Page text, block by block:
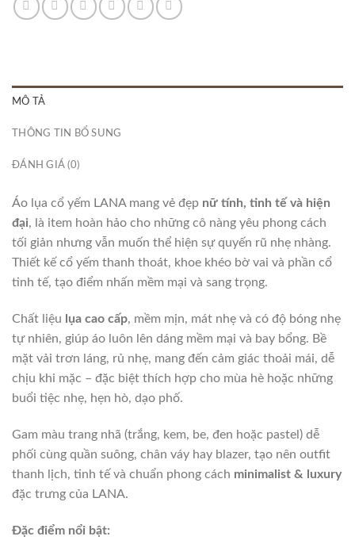
MÔ TẢ
THÔNG TIN BỔ SUNG
ĐÁNH GIÁ (0)
Áo lụa cổ yếm LANA mang vẻ đẹp nữ tính, tinh tế và hiện
đại, là item hoàn hảo cho những cô nàng yêu phong cách
tối giản nhưng vẫn muốn thể hiện sự quyến rũ nhẹ nhàng.
Thiết kế cổ yếm thanh thoát, khoe khéo bờ vai và phần cổ
tinh tế, tạo điểm nhấn mềm mại và sang trọng.
Chất liệu lụa cao cấp, mềm mịn, mát nhẹ và có độ bóng nhẹ
tự nhiên, giúp áo luôn lên dáng mềm mại và bay bổng. Bề
mặt vải trơn láng, rủ nhẹ, mang đến cảm giác thoải mái, dễ
chịu khi mặc – đặc biệt thích hợp cho mùa hè hoặc những
buổi tiệc nhẹ, hẹn hò, dạo phố.
Gam màu trang nhã (trắng, kem, be, đen hoặc pastel) dễ
phối cùng quần suông, chân váy hay blazer, tạo nên outfit
thanh lịch, tinh tế và chuẩn phong cách minimalist & luxury
đặc trưng của LANA.
Đặc điểm nổi bật: